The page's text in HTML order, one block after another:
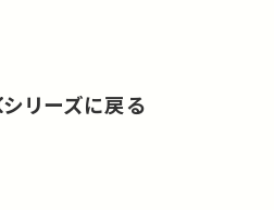
シリーズに戻る